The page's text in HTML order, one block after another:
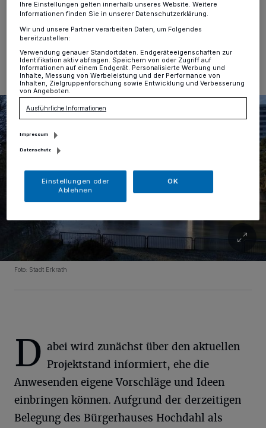
20.11.2023 , 08:49 Uhr
Foto: Stadt Erkrath
D abei wird zunächst über den aktuellen
Projektstand informiert, ehe die
Anwesenden eigene Vorschläge und Ideen
einbringen können. Aufgrund der derzeitigen
Belegung des Bürgerhauses Hochdahl als
Ihre Einstellungen gelten innerhalb unseres Website. Weitere
Informationen finden Sie in unserer Datenschutzerklärung.
Wir und unsere Partner verarbeiten Daten, um Folgendes
bereitzustellen:
Verwendung genauer Standortdaten. Endgeräteeigenschaften zur
Identifikation aktiv abfragen. Speichern von oder Zugriff auf
Informationen auf einem Endgerät. Personalisierte Werbung und
Inhalte, Messung von Werbeleistung und der Performance von
Inhalten, Zielgruppenforschung sowie Entwicklung und Verbesserung
von Angeboten.
Ausführliche Informationen
Impressum
Datenschutz
Einstellungen oder
Ablehnen
OK